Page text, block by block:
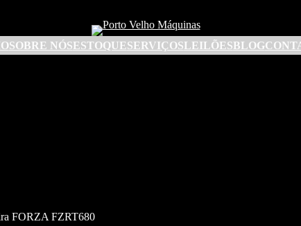
SOBRE NÓSESTOQUESERVIÇOSLEILÕESBLOG